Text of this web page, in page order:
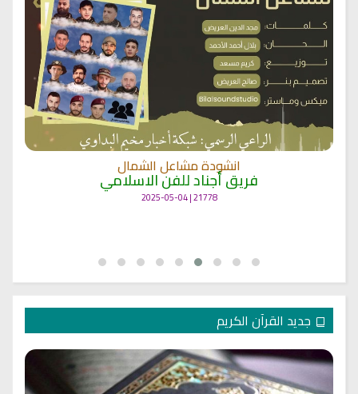
انشودة مشاعل الشمال
فريق أجناد للفن الاسلامي
21778 | 2025-05-04
جديد القرآن الكريم